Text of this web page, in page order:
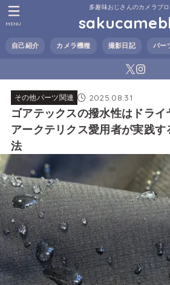
多趣味おじさんのカメラブ
自己紹介 カメラ機種 撮影日記 パー
MENU
その他パーツ関連 2025.08.31
ゴアテックスの撥水性はドライ
アークテリクス愛用者が実践
法